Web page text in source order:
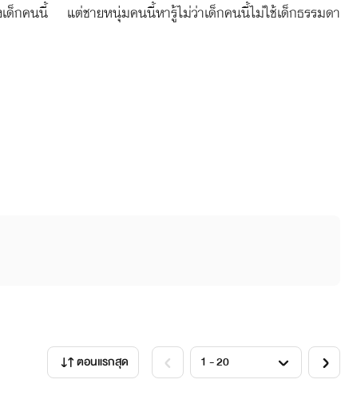
เด็กคนนี้ แต่ชายหนุ่มคนนี้หารู้ไม่ว่าเด็กคนนี้ไม่ใช้เด็กธรรมดา
เจ้าได้ช่วยเด็กผู่หิวโซคนหนึ่งไว้ นั้นก็คือข้าเอง เพราะงั้นข้าจะให้
ไรเลยสักอย่าง เพราะงั้น"
งเจ้าละ เพราะฉนั้น ข้าจะให้เจ้าไปเกิดใหม่ในเกมราชาสุดที่รัก
ข้ากิน คือความสามมารถของระบบเกมและเจ้าจะต้องมาฝึกกับ
ตอนแรกสุด